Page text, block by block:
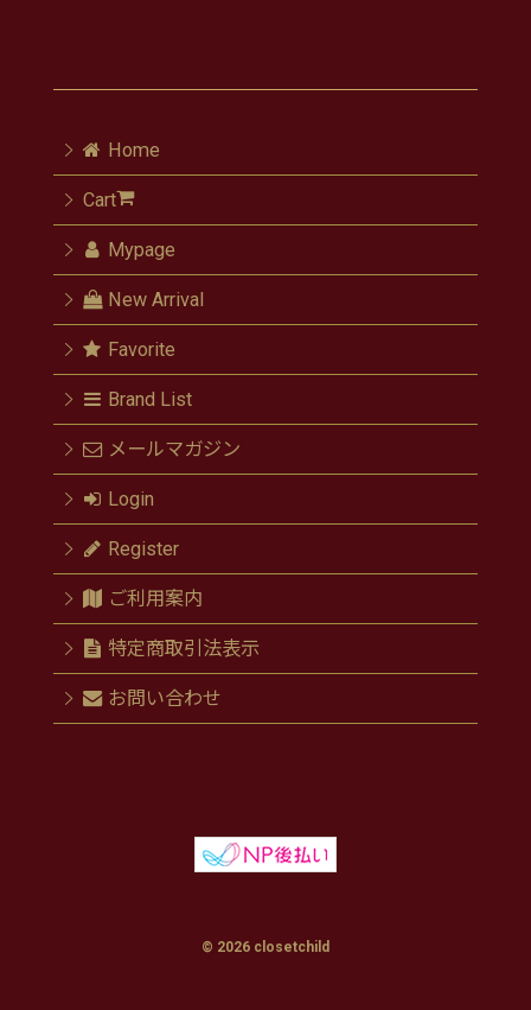
Home
Cart
Mypage
New Arrival
Favorite
Brand List
メールマガジン
Login
Register
ご利用案内
特定商取引法表示
お問い合わせ
© 2026 closetchild